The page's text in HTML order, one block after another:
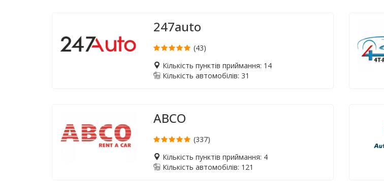
247auto
(43)
Кількість пунктів приймання: 14
Кількість автомобілів: 31
ABCO
(337)
Кількість пунктів приймання: 4
Кількість автомобілів: 121